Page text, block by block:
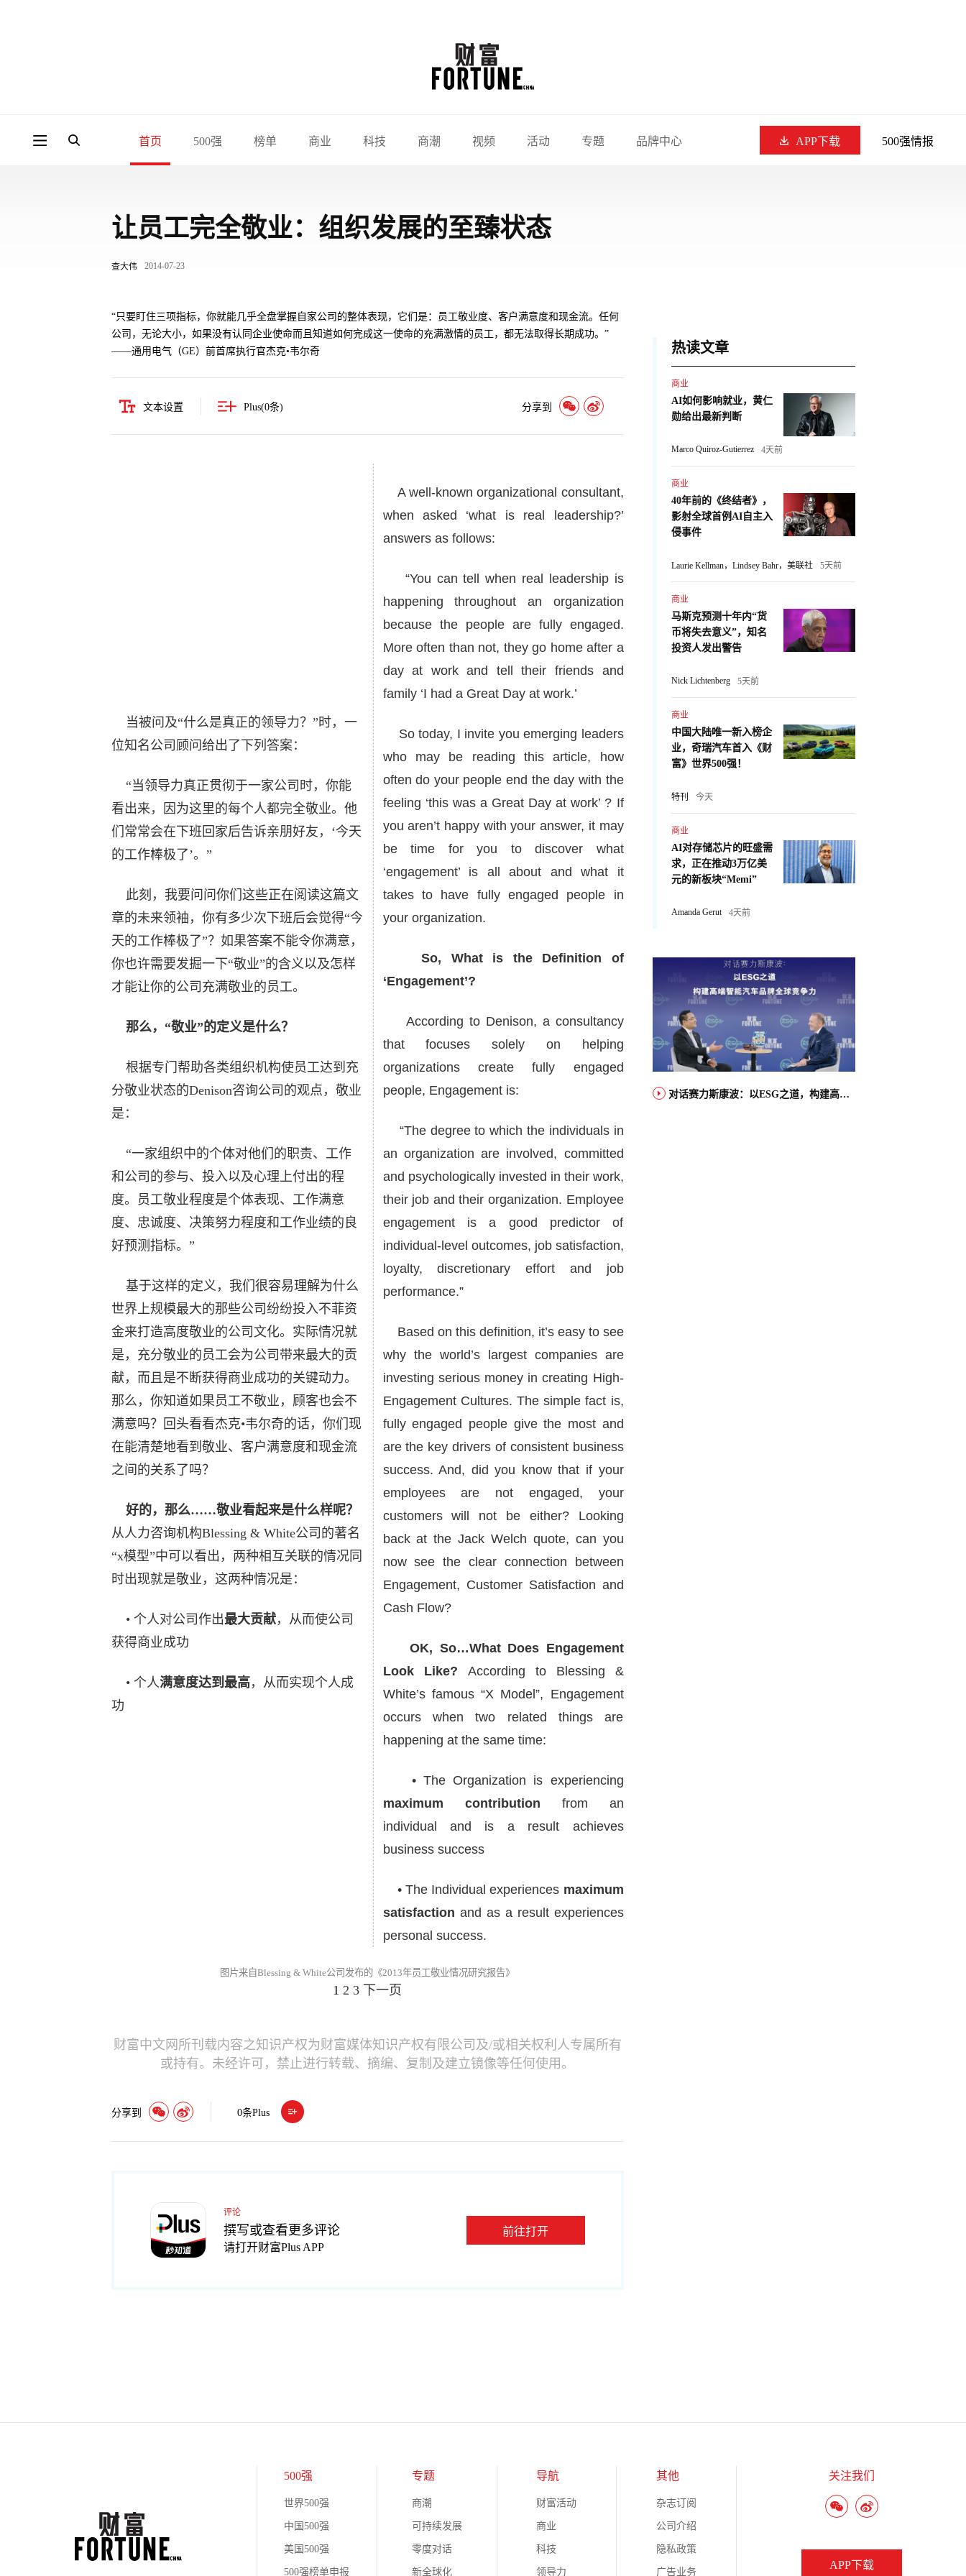
首页 500强 榜单 商业 科技 商潮 视频 活动 专题 品牌中心 APP下载 500强情报
让员工完全敬业：组织发展的至臻状态
查大伟 2014-07-23
“只要盯住三项指标，你就能几乎全盘掌握自家公司的整体表现，它们是：员工敬业度、客户满意度和现金流。任何
公司，无论大小，如果没有认同企业使命而且知道如何完成这一使命的充满激情的员工，都无法取得长期成功。”
——通用电气（GE）前首席执行官杰克•韦尔奇
文本设置 Plus(0条) 分享到
当被问及“什么是真正的领导力？”时，一
位知名公司顾问给出了下列答案：
“当领导力真正贯彻于一家公司时，你能
看出来，因为这里的每个人都完全敬业。他
们常常会在下班回家后告诉亲朋好友，‘今天
的工作棒极了’。”
此刻，我要问问你们这些正在阅读这篇文
章的未来领袖，你有多少次下班后会觉得“今
天的工作棒极了”？如果答案不能令你满意，
你也许需要发掘一下“敬业”的含义以及怎样
才能让你的公司充满敬业的员工。
那么，“敬业”的定义是什么？
根据专门帮助各类组织机构使员工达到充
分敬业状态的Denison咨询公司的观点，敬业
是：
“一家组织中的个体对他们的职责、工作
和公司的参与、投入以及心理上付出的程
度。员工敬业程度是个体表现、工作满意
度、忠诚度、决策努力程度和工作业绩的良
好预测指标。”
基于这样的定义，我们很容易理解为什么
世界上规模最大的那些公司纷纷投入不菲资
金来打造高度敬业的公司文化。实际情况就
是，充分敬业的员工会为公司带来最大的贡
献，而且是不断获得商业成功的关键动力。
那么，你知道如果员工不敬业，顾客也会不
满意吗？回头看看杰克•韦尔奇的话，你们现
在能清楚地看到敬业、客户满意度和现金流
之间的关系了吗？
好的，那么……敬业看起来是什么样呢？
从人力咨询机构Blessing & White公司的著名
“x模型”中可以看出，两种相互关联的情况同
时出现就是敬业，这两种情况是：
• 个人对公司作出最大贡献，从而使公司
获得商业成功
• 个人满意度达到最高，从而实现个人成
功
A well-known organizational consultant,
when asked ‘what is real leadership?’
answers as follows:
“You can tell when real leadership is
happening throughout an organization
because the people are fully engaged.
More often than not, they go home after a
day at work and tell their friends and
family ‘I had a Great Day at work.’
So today, I invite you emerging leaders
who may be reading this article, how
often do your people end the day with the
feeling ‘this was a Great Day at work’ ? If
you aren’t happy with your answer, it may
be time for you to discover what
‘engagement’ is all about and what it
takes to have fully engaged people in
your organization.
So, What is the Definition of
‘Engagement’?
According to Denison, a consultancy
that focuses solely on helping
organizations create fully engaged
people, Engagement is:
“The degree to which the individuals in
an organization are involved, committed
and psychologically invested in their work,
their job and their organization. Employee
engagement is a good predictor of
individual-level outcomes, job satisfaction,
loyalty, discretionary effort and job
performance.”
Based on this definition, it’s easy to see
why the world’s largest companies are
investing serious money in creating High-
Engagement Cultures. The simple fact is,
fully engaged people give the most and
are the key drivers of consistent business
success. And, did you know that if your
employees are not engaged, your
customers will not be either? Looking
back at the Jack Welch quote, can you
now see the clear connection between
Engagement, Customer Satisfaction and
Cash Flow?
OK, So…What Does Engagement
Look Like? According to Blessing &
White’s famous “X Model”, Engagement
occurs when two related things are
happening at the same time:
• The Organization is experiencing
maximum contribution from an
individual and is a result achieves
business success
• The Individual experiences maximum
satisfaction and as a result experiences
personal success.
图片来自Blessing & White公司发布的《2013年员工敬业情况研究报告》
1 2 3 下一页
财富中文网所刊载内容之知识产权为财富媒体知识产权有限公司及/或相关权利人专属所有
或持有。未经许可，禁止进行转载、摘编、复制及建立镜像等任何使用。
分享到 0条Plus
评论
撰写或查看更多评论
请打开财富Plus APP
前往打开
热读文章
商业
AI如何影响就业，黄仁
勋给出最新判断
Marco Quiroz-Gutierrez 4天前
商业
40年前的《终结者》，
影射全球首例AI自主入
侵事件
Laurie Kellman，Lindsey Bahr，美联社 5天前
商业
马斯克预测十年内“货
币将失去意义”，知名
投资人发出警告
Nick Lichtenberg 5天前
商业
中国大陆唯一新入榜企
业，奇瑞汽车首入《财
富》世界500强！
特刊 今天
商业
AI对存储芯片的旺盛需
求，正在推动3万亿美
元的新板块“Memi”
Amanda Gerut 4天前
对话赛力斯康波：以ESG之道，构建高端智能汽车品牌全球竞争力
500强
世界500强
中国500强
美国500强
500强榜单申报
专题
商潮
可持续发展
零度对话
新全球化
导航
财富活动
商业
科技
领导力
其他
杂志订阅
公司介绍
隐私政策
广告业务
关注我们
APP下载